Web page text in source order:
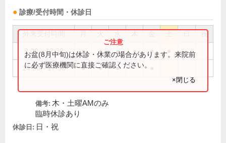
診療/受付時間・休診日
祝
9:00～12:30 ● ● ● ● ●
14:30～17:30 ● ● ●
お盆(8月中旬)は休診・休業の場合があります。来院前
に必ず医療機関に直接ご確認ください。
×閉じる
備考: 木・土曜AMのみ
臨時休診あり
休診日: 日・祝